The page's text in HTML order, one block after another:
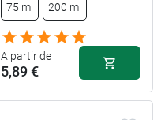
50 ml 4,99 €
75 ml 200 ml
A partir de
5,89 €